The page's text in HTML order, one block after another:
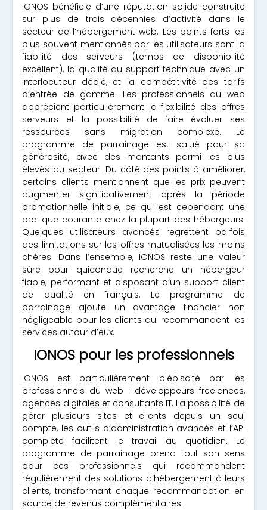
IONOS bénéficie d’une réputation solide construite
sur plus de trois décennies d’activité dans le
secteur de l’hébergement web. Les points forts les
plus souvent mentionnés par les utilisateurs sont la
fiabilité des serveurs (temps de disponibilité
excellent), la qualité du support technique avec un
interlocuteur dédié, et la compétitivité des tarifs
d’entrée de gamme. Les professionnels du web
apprécient particulièrement la flexibilité des offres
serveurs et la possibilité de faire évoluer ses
ressources sans migration complexe. Le
programme de parrainage est salué pour sa
générosité, avec des montants parmi les plus
élevés du secteur. Du côté des points à améliorer,
certains clients mentionnent que les prix peuvent
augmenter significativement après la période
promotionnelle initiale, ce qui est cependant une
pratique courante chez la plupart des hébergeurs.
Quelques utilisateurs avancés regrettent parfois
des limitations sur les offres mutualisées les moins
chères. Dans l’ensemble, IONOS reste une valeur
sûre pour quiconque recherche un hébergeur
fiable, performant et disposant d’un support client
de qualité en français. Le programme de
parrainage ajoute un avantage financier non
négligeable pour les clients qui recommandent les
services autour d’eux.
IONOS pour les professionnels
IONOS est particulièrement plébiscité par les
professionnels du web : développeurs freelances,
agences digitales et consultants IT. La possibilité de
gérer plusieurs sites et clients depuis un seul
compte, les outils d’administration avancés et l’API
complète facilitent le travail au quotidien. Le
programme de parrainage prend tout son sens
pour ces professionnels qui recommandent
régulièrement des solutions d’hébergement à leurs
clients, transformant chaque recommandation en
source de revenus complémentaires.